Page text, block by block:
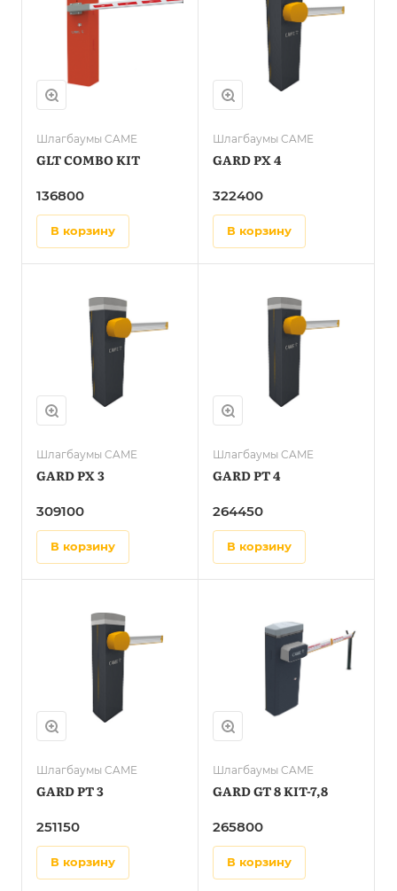
Шлагбаумы CAME
GLT COMBO KIT
136800
в корзину
Шлагбаумы CAME
GARD PX 4
322400
в корзину
Шлагбаумы CAME
GARD PX 3
309100
в корзину
Шлагбаумы CAME
GARD PT 4
264450
в корзину
Шлагбаумы CAME
GARD PT 3
251150
в корзину
Шлагбаумы CAME
GARD GT 8 KIT-7,8
265800
в корзину